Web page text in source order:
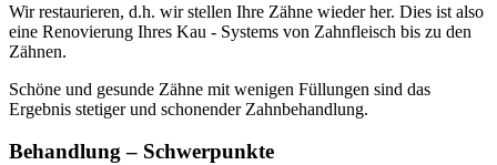
Wir restaurieren, d.h. wir stellen Ihre Zähne wieder her. Dies ist also
eine Renovierung Ihres Kau - Systems von Zahnfleisch bis zu den
Zähnen.
Schöne und gesunde Zähne mit wenigen Füllungen sind das
Ergebnis stetiger und schonender Zahnbehandlung.
Behandlung – Schwerpunkte